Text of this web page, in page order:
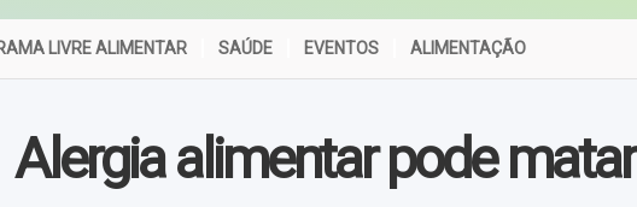
LIVRE ALIMENTAR SAÚDE EVENTOS ALIMENTAÇÃO
Alergia alimentar pode matar